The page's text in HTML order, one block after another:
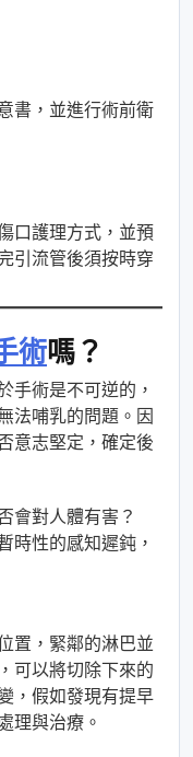
書，並進行術前衛
口護理方式，並預
引流管後須按時穿
術嗎？
手術是不可逆的，
法哺乳的問題。因
意志堅定，確定後
會對人體有害？
時性的感知遲鈍，
置，緊鄰的淋巴並
可以將切除下來的
，假如發現有提早
理與治療。